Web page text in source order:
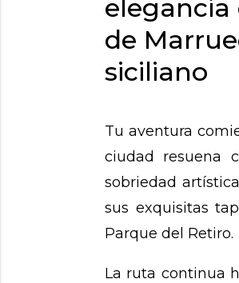
elegancia
de
siciliano
Tu aventura
ciudad resuena
sobriedad
sus exquisitas
Parque del Retiro.
La ruta continua